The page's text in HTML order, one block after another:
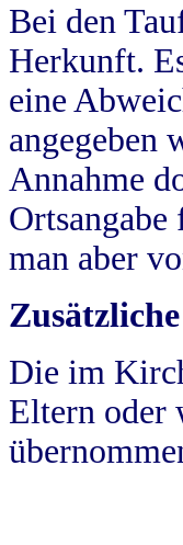
Bei den
Herkunft.
eine
angegeben
Annahme
man aber
Die im
Eltern oder